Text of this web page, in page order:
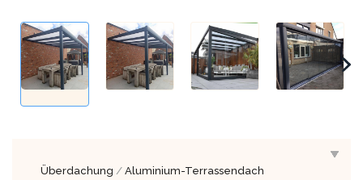
Überdachung / Aluminium-Terrassendach